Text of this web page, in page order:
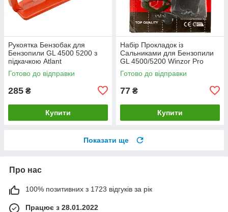
Рукоятка Бензобак для
Бензопили GL 4500 5200 з
підкачкою Atlant
Готово до відправки
285 ₴
Купити
Набір Прокладок із
Сальниками для Бензопили
GL 4500/5200 Winzor Pro
Seria
Готово до відправки
77 ₴
Купити
Показати ще
Про нас
100% позитивних з 1723 відгуків за рік
Працює з 28.01.2022